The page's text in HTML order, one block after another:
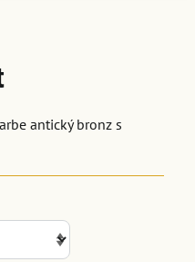
antický bronz s